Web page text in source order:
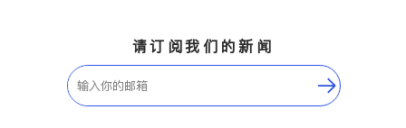
请订阅我们的新闻